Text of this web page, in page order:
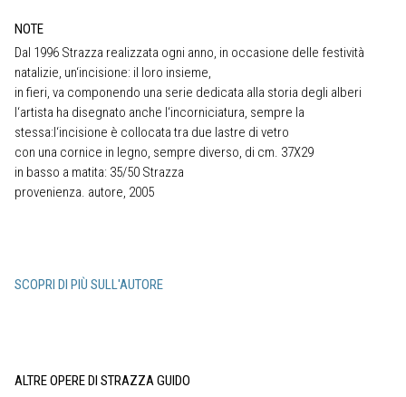
NOTE
Dal 1996 Strazza realizzata ogni anno, in occasione delle festività
natalizie, un‘incisione: il loro insieme,
in fieri, va componendo una serie dedicata alla storia degli alberi
l‘artista ha disegnato anche l‘incorniciatura, sempre la
stessa:l‘incisione è collocata tra due lastre di vetro
con una cornice in legno, sempre diverso, di cm. 37X29
in basso a matita: 35/50 Strazza
provenienza. autore, 2005
SCOPRI DI PIÙ SULL'AUTORE
ALTRE OPERE DI STRAZZA GUIDO